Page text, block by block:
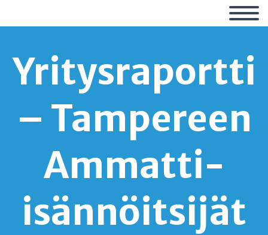
Yritysraportti
– Tampereen
Ammatti-
isännöitsijät